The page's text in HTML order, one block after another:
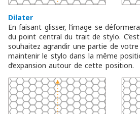
Dilater
En faisant glisser, l’image se
du point central du trait de stylo.
souhaitez agrandir une partie de
maintenir le stylo dans la même
d’expansion autour de cette position.